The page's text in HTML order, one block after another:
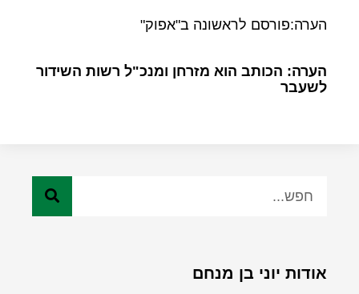
הערה:פורסם לראשונה ב"אפוק"
הערה: הכותב הוא מזרחן ומנכ"ל רשות השידור
לשעבר
אודות יוני בן מנחם